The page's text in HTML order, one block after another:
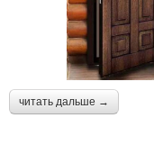
читать дальше →